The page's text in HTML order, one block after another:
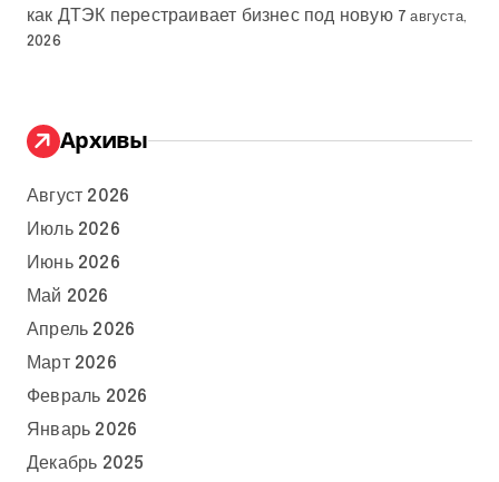
как ДТЭК перестраивает бизнес под новую 7 августа,
2026
Архивы
Август 2026
Июль 2026
Июнь 2026
Май 2026
Апрель 2026
Март 2026
Февраль 2026
Январь 2026
Декабрь 2025